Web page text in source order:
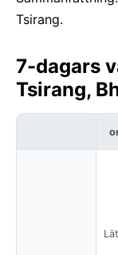
Tsirang.
7-dagars
Tsirang,